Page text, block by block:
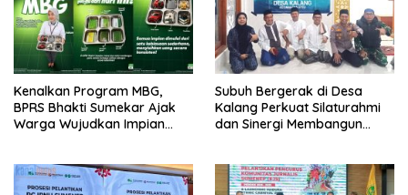
Kenalkan Program MBG,
BPRS Bhakti Sumekar Ajak
Warga Wujudkan Impian
Subuh Bergerak di Desa
Kalang Perkuat Silaturahmi
dan Sinergi Membangun